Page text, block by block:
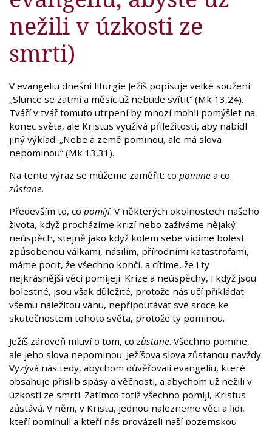
nežili v úzkosti ze
smrti)
V evangeliu dnešní liturgie Ježíš popisuje velké soužení:
„Slunce se zatmí a měsíc už nebude svítit“ (Mk 13,24).
Tváří v tvář tomuto utrpení by mnozí mohli pomýšlet na
konec světa, ale Kristus využívá příležitosti, aby nabídl
jiný výklad: „Nebe a země pominou, ale má slova
nepominou“ (Mk 13,31).
Na tento výraz se můžeme zaměřit: co pomine a co
zůstane.
Především to, co pomíjí. V některých okolnostech našeho
života, když procházíme krizí nebo zažíváme nějaký
neúspěch, stejně jako když kolem sebe vidíme bolest
způsobenou válkami, násilím, přírodními katastrofami,
máme pocit, že všechno končí, a cítíme, že i ty
nejkrásnější věci pomíjejí. Krize a neúspěchy, i když jsou
bolestné, jsou však důležité, protože nás učí přikládat
všemu náležitou váhu, nepřipoutávat své srdce ke
skutečnostem tohoto světa, protože ty pominou.
Ježíš zároveň mluví o tom, co zůstane. Všechno pomine,
ale jeho slova nepominou: Ježíšova slova zůstanou navždy.
Vyzývá nás tedy, abychom důvěřovali evangeliu, které
obsahuje příslib spásy a věčnosti, a abychom už nežili v
úzkosti ze smrti. Zatímco totiž všechno pomíjí, Kristus
zůstává. V něm, v Kristu, jednou nalezneme věci a lidi,
kteří pominuli a kteří nás provázeli naší pozemskou